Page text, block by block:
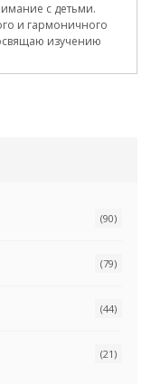
с детьми.
и гармоничного
изучению
(90)
(79)
(44)
(21)